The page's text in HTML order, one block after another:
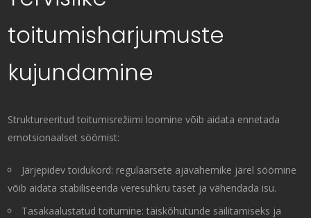
toitumisharjumuste
kujundamine
Struktureeritud toitumisrežiimi loomine võib aidata ennetada
emotsionaalset söömist:
Järjepidev toidukord: regulaarsete ajavahemike järel söömine
võib aidata stabiliseerida veresuhkru taset ja vähendada isu.
Tasakaalustatud toitumine: täiskõhutunde säilitamiseks ja